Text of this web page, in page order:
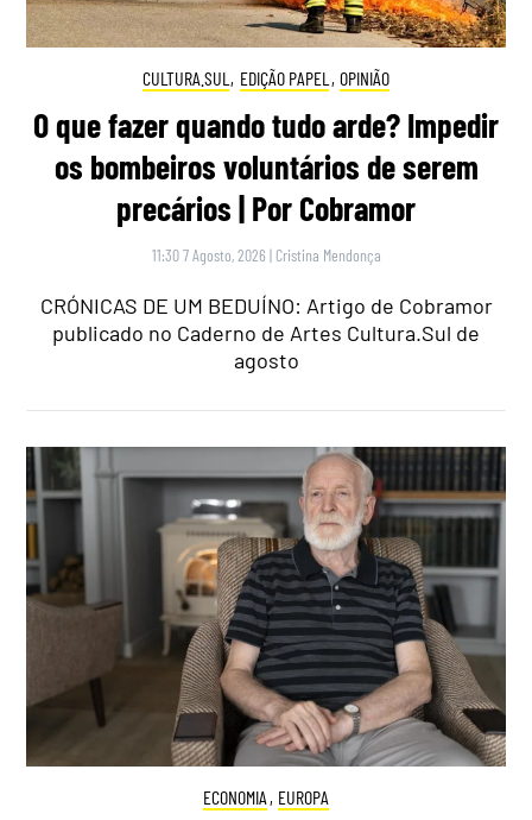
CULTURA.SUL , EDIÇÃO PAPEL , OPINIÃO
O que fazer quando tudo arde? Impedir
os bombeiros voluntários de serem
precários | Por Cobramor
11:30 7 Agosto, 2026 | Cristina Mendonça
CRÓNICAS DE UM BEDUÍNO: Artigo de Cobramor
publicado no Caderno de Artes Cultura.Sul de
agosto
ECONOMIA , EUROPA